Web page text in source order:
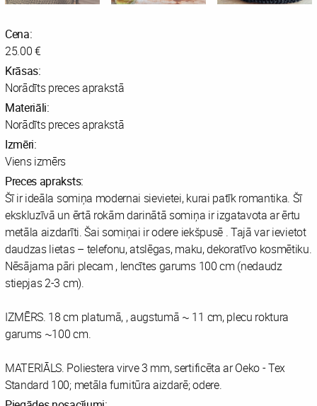
Cena:
25.00 €
Krāsas:
Norādīts preces aprakstā
Materiāli:
Norādīts preces aprakstā
Izmēri:
Viens izmērs
Preces apraksts:
Šī ir ideāla somiņa modernai sievietei, kurai patīk romantika. Šī
ekskluzīvā un ērtā rokām darinātā somiņa ir izgatavota ar ērtu
metāla aizdarīti. Šai somiņai ir odere iekšpusē . Tajā var ievietot
daudzas lietas – telefonu, atslēgas, maku, dekoratīvo kosmētiku.
Nēsājama pāri plecam , lencītes garums 100 cm (nedaudz
stiepjas 2-3 cm).
IZMĒRS. 18 cm platumā, , augstumā ~ 11 cm, plecu roktura
garums ~100 cm.
MATERIĀLS. Poliestera virve 3 mm, sertificēta ar Oeko - Tex
Standard 100; metāla furnitūra aizdarē; odere.